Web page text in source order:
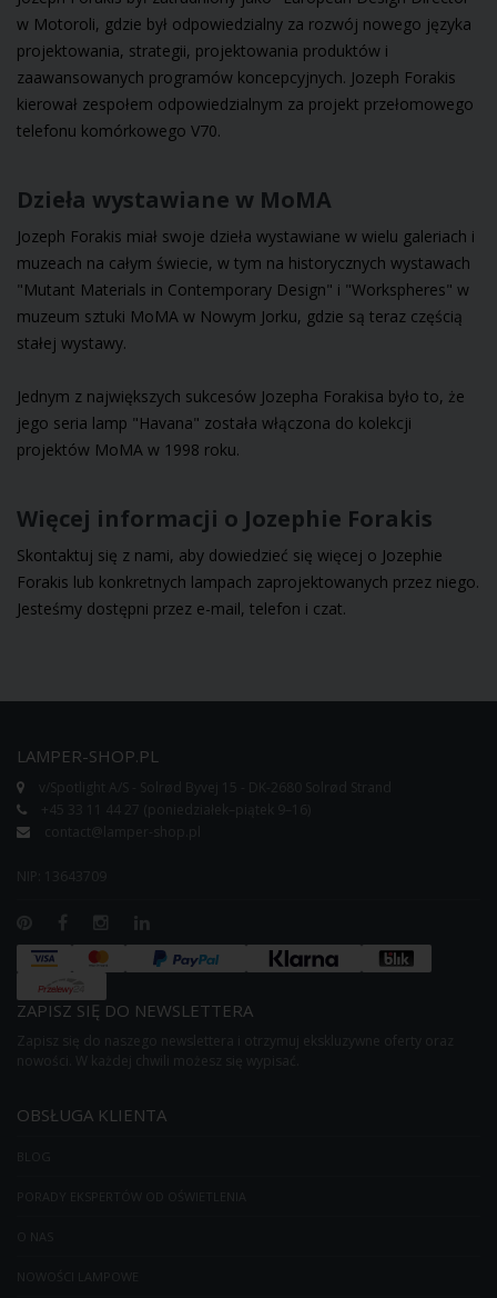
w Motoroli, gdzie był odpowiedzialny za rozwój nowego języka
projektowania, strategii, projektowania produktów i
zaawansowanych programów koncepcyjnych. Jozeph Forakis
kierował zespołem odpowiedzialnym za projekt przełomowego
telefonu komórkowego V70.
Dzieła wystawiane w MoMA
Jozeph Forakis miał swoje dzieła wystawiane w wielu galeriach i
muzeach na całym świecie, w tym na historycznych wystawach
"Mutant Materials in Contemporary Design" i "Workspheres" w
muzeum sztuki MoMA w Nowym Jorku, gdzie są teraz częścią
stałej wystawy.
Jednym z największych sukcesów Jozepha Forakisa było to, że
jego seria lamp "Havana" została włączona do kolekcji
projektów MoMA w 1998 roku.
Więcej informacji o Jozephie Forakis
Skontaktuj się z nami, aby dowiedzieć się więcej o Jozephie
Forakis lub konkretnych lampach zaprojektowanych przez niego.
Jesteśmy dostępni przez e-mail, telefon i czat.
LAMPER-SHOP.PL
ZAPISZ SIĘ DO NEWSLETTERA
OBSŁUGA KLIENTA